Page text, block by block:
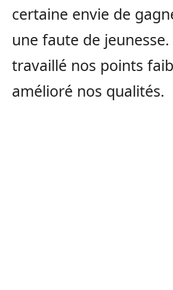
certaine envie de
une faute de jeunesse.
travaillé nos points
amélioré nos qualités.